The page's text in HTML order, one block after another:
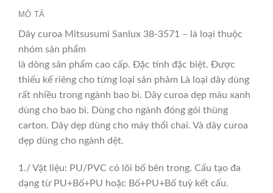
MÔ TẢ
Dây curoa Mitsusumi Sanlux 38-3571 – là loại thuộc
nhóm sản phẩm
là dòng sản phẩm cao cấp. Đặc tính đặc biệt. Được
thiếu kế riêng cho từng loại sản phảm Là loại dây dùng
rất nhiều trong ngành bao bì. Dây curoa dẹp màu xanh
dùng cho bao bì. Dùng cho ngành đóng gói thùng
carton. Dây dẹp dùng cho máy thổi chai. Và dây curoa
dẹp dùng cho ngành dệt.
1./ Vật liệu: PU/PVC có lõi bố bên trong. Cấu tạo đa
dạng từ PU+Bố+PU hoặc Bố+PU+Bố tuỳ kết cấu.